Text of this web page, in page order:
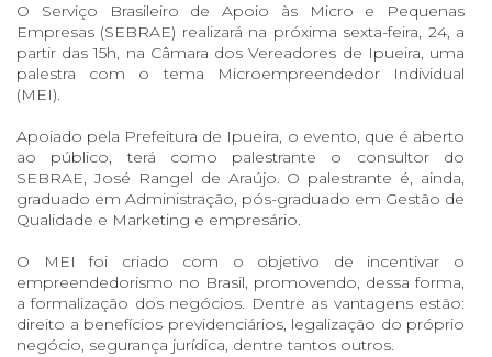
O Serviço Brasileiro de Apoio às Micro e Pequenas
Empresas (SEBRAE) realizará na próxima sexta-feira, 24, a
partir das 15h, na Câmara dos Vereadores de Ipueira, uma
palestra com o tema Microempreendedor Individual
(MEI).
Apoiado pela Prefeitura de Ipueira, o evento, que é aberto
ao público, terá como palestrante o consultor do
SEBRAE, José Rangel de Araújo. O palestrante é, ainda,
graduado em Administração, pós-graduado em Gestão de
Qualidade e Marketing e empresário.
O MEI foi criado com o objetivo de incentivar o
empreendedorismo no Brasil, promovendo, dessa forma,
a formalização dos negócios. Dentre as vantagens estão:
direito a benefícios previdenciários, legalização do próprio
negócio, segurança jurídica, dentre tantos outros.